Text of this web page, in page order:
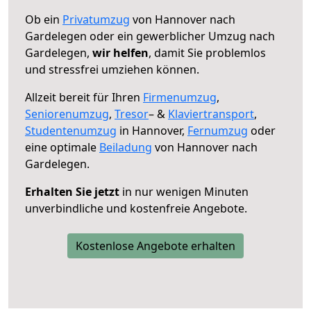
Ob ein Privatumzug von Hannover nach
Gardelegen oder ein gewerblicher Umzug nach
Gardelegen, wir helfen, damit Sie problemlos
und stressfrei umziehen können.
Allzeit bereit für Ihren Firmenumzug,
Seniorenumzug, Tresor– & Klaviertransport,
Studentenumzug in Hannover, Fernumzug oder
eine optimale Beiladung von Hannover nach
Gardelegen.
Erhalten Sie jetzt in nur wenigen Minuten
unverbindliche und kostenfreie Angebote.
Kostenlose Angebote erhalten